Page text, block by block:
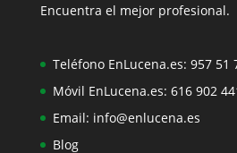
Encuentra el mejor profesional.
Teléfono EnLucena.es: 957 51
Móvil EnLucena.es: 616 902
Email: info@enlucena.es
Blog